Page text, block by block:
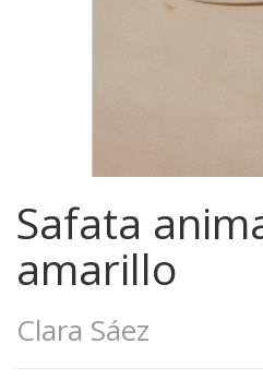
Safata
amarillo
Clara Sáez